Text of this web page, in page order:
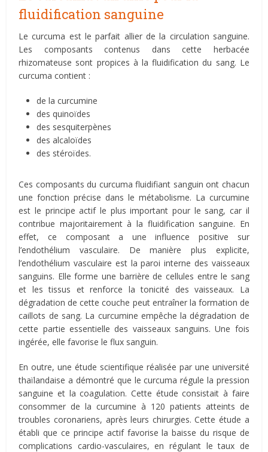
fluidification sanguine
Le curcuma est le parfait allier de la circulation sanguine.
Les composants contenus dans cette herbacée
rhizomateuse sont propices à la fluidification du sang. Le
curcuma contient :
de la curcumine
des quinoïdes
des sesquiterpènes
des alcaloïdes
des stéroïdes.
Ces composants du curcuma fluidifiant sanguin ont chacun
une fonction précise dans le métabolisme. La curcumine
est le principe actif le plus important pour le sang, car il
contribue majoritairement à la fluidification sanguine. En
effet, ce composant a une influence positive sur
l’endothélium vasculaire. De manière plus explicite,
l’endothélium vasculaire est la paroi interne des vaisseaux
sanguins. Elle forme une barrière de cellules entre le sang
et les tissus et renforce la tonicité des vaisseaux. La
dégradation de cette couche peut entraîner la formation de
caillots de sang. La curcumine empêche la dégradation de
cette partie essentielle des vaisseaux sanguins. Une fois
ingérée, elle favorise le flux sanguin.
En outre, une étude scientifique réalisée par une université
thaïlandaise a démontré que le curcuma régule la pression
sanguine et la coagulation. Cette étude consistait à faire
consommer de la curcumine à 120 patients atteints de
troubles coronariens, après leurs chirurgies. Cette étude a
établi que ce principe actif favorise la baisse du risque de
complications cardio-vasculaires, en régulant le taux de